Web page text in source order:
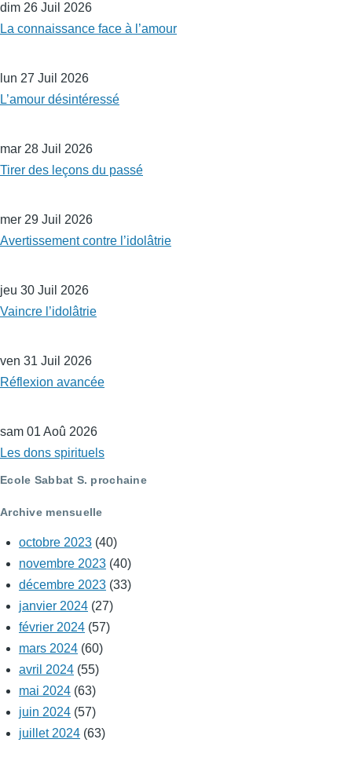
dim 26 Juil 2026
La connaissance face à l’amour
lun 27 Juil 2026
L’amour désintéressé
mar 28 Juil 2026
Tirer des leçons du passé
mer 29 Juil 2026
Avertissement contre l’idolâtrie
jeu 30 Juil 2026
Vaincre l’idolâtrie
ven 31 Juil 2026
Réflexion avancée
sam 01 Aoû 2026
Les dons spirituels
Ecole Sabbat S. prochaine
Archive mensuelle
octobre 2023 (40)
novembre 2023 (40)
décembre 2023 (33)
janvier 2024 (27)
février 2024 (57)
mars 2024 (60)
avril 2024 (55)
mai 2024 (63)
juin 2024 (57)
juillet 2024 (63)